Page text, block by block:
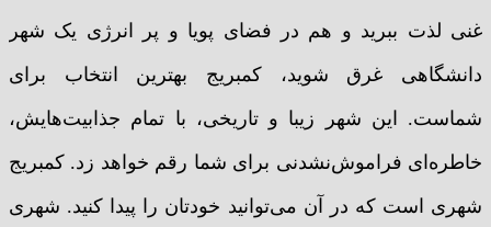
غنی لذت ببرید و هم در فضای پویا و پر انرژی یک شهر
دانشگاهی غرق شوید، کمبریج بهترین انتخاب برای
شماست. این شهر زیبا و تاریخی، با تمام جذابیت‌هایش،
خاطره‌ای فراموش‌نشدنی برای شما رقم خواهد زد. کمبریج
شهری است که در آن می‌توانید خودتان را پیدا کنید. شهری